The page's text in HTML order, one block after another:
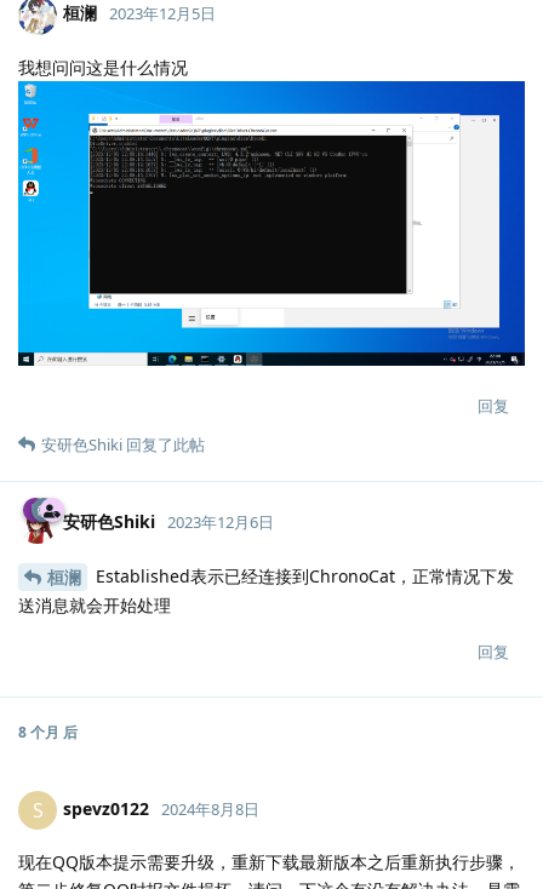
桓澜 2023年12月5日
我想问问这是什么情况
回复
安研色Shiki 回复了此帖
安研色Shiki 2023年12月6日
桓澜
Established表示已经连接到ChronoCat，正常情况下发
送消息就会开始处理
回复
8 个月 后
S spevz0122 2024年8月8日
现在QQ版本提示需要升级，重新下载最新版本之后重新执行步骤，